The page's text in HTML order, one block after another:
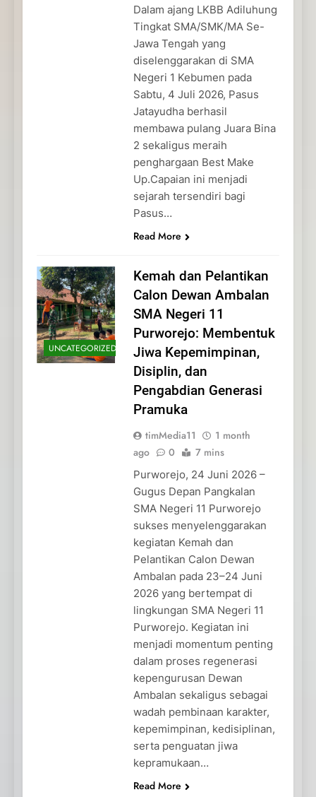
Dalam ajang LKBB Adiluhung
Tingkat SMA/SMK/MA Se-
Jawa Tengah yang
diselenggarakan di SMA
Negeri 1 Kebumen pada
Sabtu, 4 Juli 2026, Pasus
Jatayudha berhasil
membawa pulang Juara Bina
2 sekaligus meraih
penghargaan Best Make
Up.Capaian ini menjadi
sejarah tersendiri bagi
Pasus…
Read More
UNCATEGORIZED
Kemah dan Pelantikan
Calon Dewan Ambalan
SMA Negeri 11
Purworejo: Membentuk
Jiwa Kepemimpinan,
Disiplin, dan
Pengabdian Generasi
Pramuka
timMedia11
1 month
ago
0 7 mins
Purworejo, 24 Juni 2026 –
Gugus Depan Pangkalan
SMA Negeri 11 Purworejo
sukses menyelenggarakan
kegiatan Kemah dan
Pelantikan Calon Dewan
Ambalan pada 23–24 Juni
2026 yang bertempat di
lingkungan SMA Negeri 11
Purworejo. Kegiatan ini
menjadi momentum penting
dalam proses regenerasi
kepengurusan Dewan
Ambalan sekaligus sebagai
wadah pembinaan karakter,
kepemimpinan, kedisiplinan,
serta penguatan jiwa
kepramukaan…
Read More